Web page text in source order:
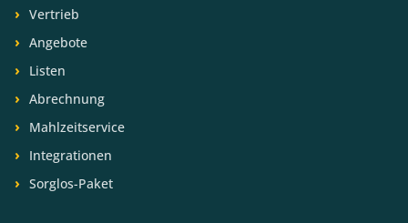
Vertrieb
Angebote
Listen
Abrechnung
Mahlzeitservice
Integrationen
Sorglos-Paket